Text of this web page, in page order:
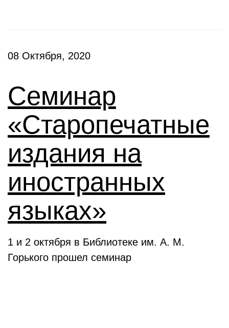
08 Октября, 2020
Семинар
«Старопечатные
издания на
иностранных
языках»
1 и 2 октября в Библиотеке им. А. М.
Горького прошел семинар